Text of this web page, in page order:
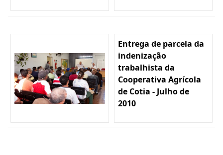
Entrega de parcela da
indenização
trabalhista da
Cooperativa Agrícola
de Cotia - Julho de
2010